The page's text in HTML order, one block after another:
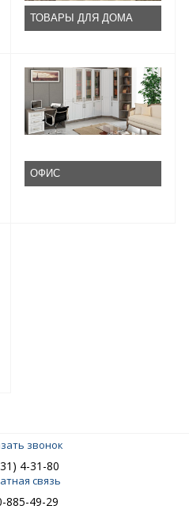
ТОВАРЫ ДЛЯ ДОМА
ОФИС
звонок
4-31-80
связь
885-49-29